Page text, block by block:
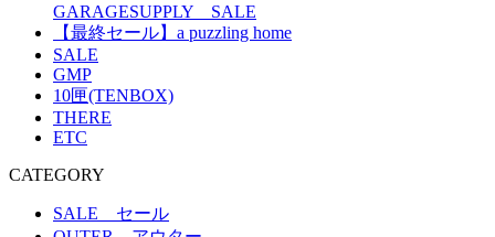
GARAGESUPPLY SALE
【最終セール】a puzzling home
SALE
GMP
10匣(TENBOX)
THERE
ETC
CATEGORY
SALE セール